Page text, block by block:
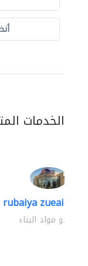
الخدمات
rubaiya zueaid
موردو مواد البناء